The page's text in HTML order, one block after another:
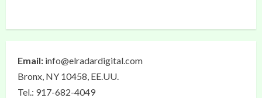
Email: info@elradardigital.com
Bronx, NY 10458, EE.UU.
Tel.: 917-682-4049